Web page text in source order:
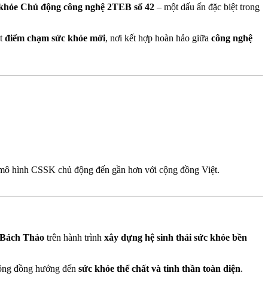
Chủ động công nghệ 2TEB số 42 – một dấu ấn đặc biệt trong
điểm chạm sức khỏe mới, nơi kết hợp hoàn hảo giữa công nghệ
hình CSSK chủ động đến gần hơn với cộng đồng Việt.
Thảo trên hành trình xây dựng hệ sinh thái sức khỏe bền
đồng hướng đến sức khỏe thể chất và tinh thần toàn diện.